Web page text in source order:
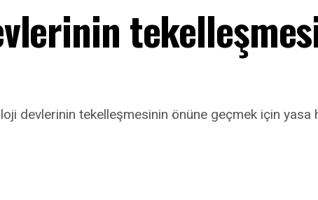
devlerinin tekelleşmesinin önüne geçmek için yasa